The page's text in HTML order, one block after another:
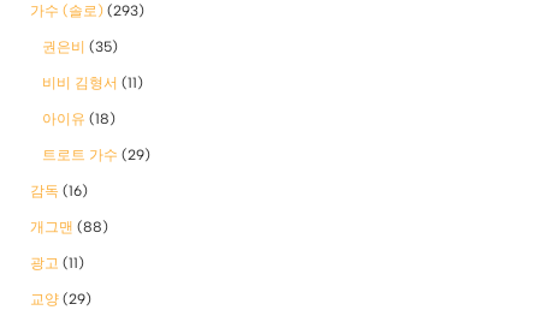
가수 (솔로) (293)
권은비 (35)
비비 김형서 (11)
아이유 (18)
트로트 가수 (29)
감독 (16)
개그맨 (88)
광고 (11)
교양 (29)